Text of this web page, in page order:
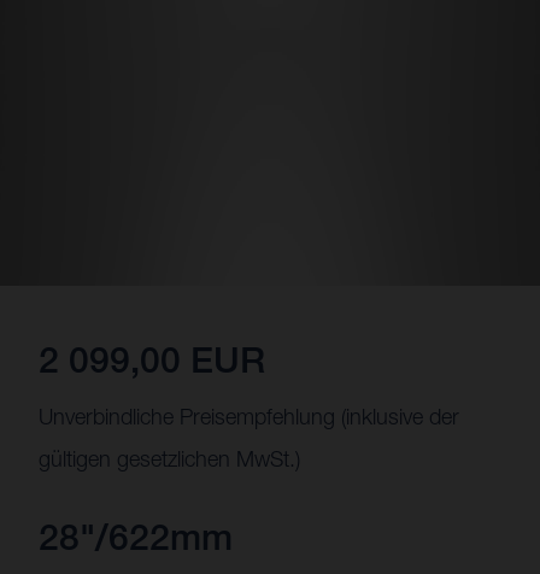
2 099,00 EUR
Unverbindliche Preisempfehlung (inklusive der
gültigen gesetzlichen MwSt.)
28"/622mm